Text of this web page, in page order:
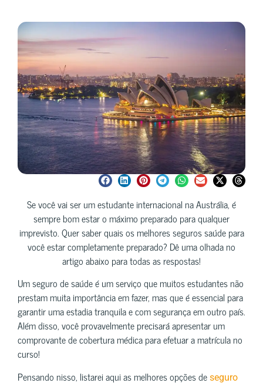
Se você vai ser um estudante internacional na Austrália, é
sempre bom estar o máximo preparado para qualquer
imprevisto. Quer saber quais os melhores seguros saúde para
você estar completamente preparado? Dê uma olhada no
artigo abaixo para todas as respostas!
Um seguro de saúde é um serviço que muitos estudantes não
prestam muita importância em fazer, mas que é essencial para
garantir uma estadia tranquila e com segurança em outro país.
Além disso, você provavelmente precisará apresentar um
comprovante de cobertura médica para efetuar a matrícula no
curso!
Pensando nisso, listarei aqui as melhores opções de seguro